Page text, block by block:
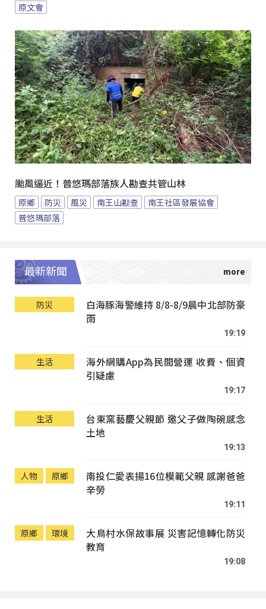
原文會
颱風逼近！普悠瑪部落族人勘查共管山林
原鄉 防災 風災 南王山勘查
南王社區發展協會
普悠瑪部落
最新新聞
防災
白海豚海警維持 8/8-8/9晨中北部防豪
雨
19:19
生活
海外網購App為民間營運 收費、個資
引疑慮
19:17
生活
台東窯藝慶父親節 邀父子做陶碗感念
土地
19:13
人物 原鄉
南投仁愛表揚16位模範父親 感謝爸爸
辛勞
19:11
原鄉 環境
大鳥村水保故事展 災害記憶轉化防災
教育
19:08